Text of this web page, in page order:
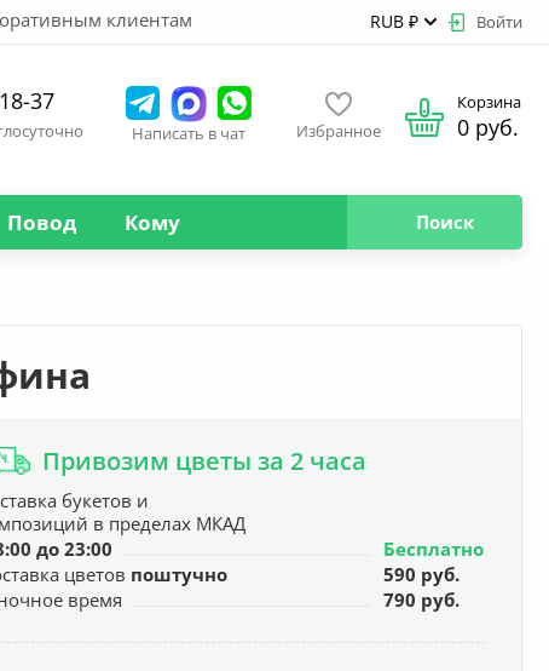
клиентам RUB ₽ Войти
37
Написать в чат Избранное
Корзина
0 руб.
Повод Кому Поиск
Привозим цветы за 2 часа
букетов и
в пределах МКАД
до 23:00
Бесплатно
цветов поштучно
590 руб.
время
790 руб.